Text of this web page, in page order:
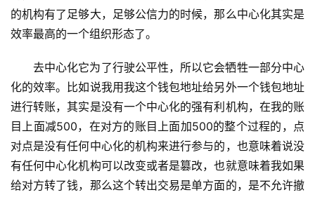
的机构有了足够大，足够公信力的时候，那么中心化其实是
效率最高的一个组织形态了。
去中心化它为了行驶公平性，所以它会牺牲一部分中心
化的效率。比如说我用我这个钱包地址给另外一个钱包地址
进行转账，其实是没有一个中心化的强有利机构，在我的账
目上面减500，在对方的账目上面加500的整个过程的，点
对点是没有任何中心化的机构来进行参与的，也意味着说没
有任何中心化机构可以改变或者是篡改，也就意味着我如果
给对方转了钱，那么这个转出交易是单方面的，是不允许撤